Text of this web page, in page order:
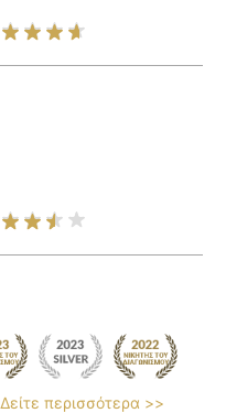
Δείτε περισσότερα >>